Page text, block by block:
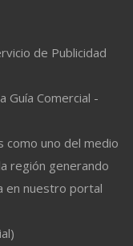
de Publicidad
Guía Comercial -
como uno del medio
región generando
en nuestro portal